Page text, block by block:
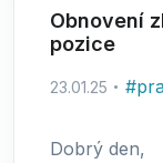
Obnovení
pozice
23.01.25 #
Dobrý den,